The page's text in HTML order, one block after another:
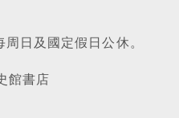
日及國定假日公休。
館書店